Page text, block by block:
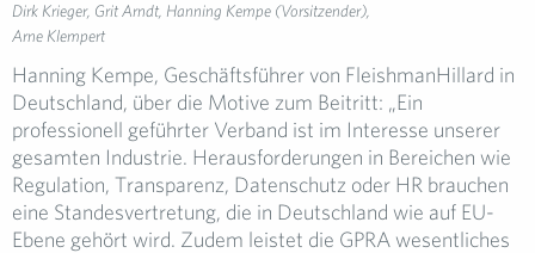
Dirk Krieger, Grit Arndt, Hanning Kempe (Vorsitzender),
Arne Klempert
Hanning Kempe, Geschäftsführer von FleishmanHillard in
Deutschland, über die Motive zum Beitritt: „Ein
professionell geführter Verband ist im Interesse unserer
gesamten Industrie. Herausforderungen in Bereichen wie
Regulation, Transparenz, Datenschutz oder HR brauchen
eine Standesvertretung, die in Deutschland wie auf EU-
Ebene gehört wird. Zudem leistet die GPRA wesentliches